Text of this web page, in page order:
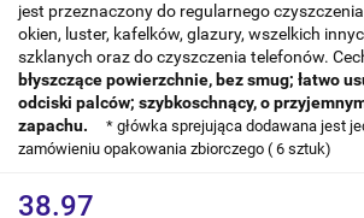
jest przeznaczony do regularnego
okien, luster, kafelków, glazury, wszelkich
szklanych oraz do czyszczenia telefonów.
błyszczące powierzchnie, bez smug; łatwo
odciski palców; szybkoschnący, o
zapachu.
* główka sprejująca dodawana jest
zamówieniu opakowania zbiorczego ( 6 sztuk)
38.97